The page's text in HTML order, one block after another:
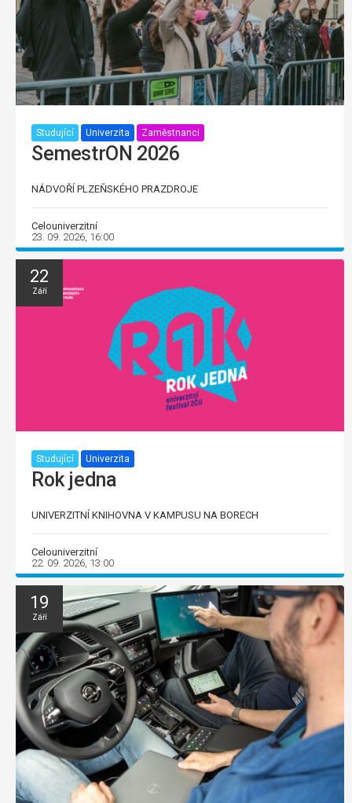
Studující Univerzita Zaměstnanci
SemestrON 2026
NÁDVOŘÍ PLZEŇSKÉHO PRAZDROJE
Celouniverzitní
23. 09. 2026, 16:00
22
Září
Studující Univerzita
Rok jedna
UNIVERZITNÍ KNIHOVNA V KAMPUSU NA BORECH
Celouniverzitní
22. 09. 2026, 13:00
19
Září